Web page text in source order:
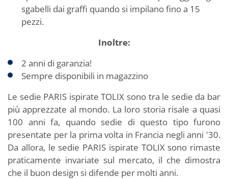
sgabelli dai graffi quando si impilano fino a 15
pezzi.
Inoltre:
2 anni di garanzia!
Sempre disponibili in magazzino
Le sedie PARIS ispirate TOLIX sono tra le sedie da bar
più apprezzate al mondo. La loro storia risale a quasi
100 anni fa, quando sedie di questo tipo furono
presentate per la prima volta in Francia negli anni '30.
Da allora, le sedie PARIS ispirate TOLIX sono rimaste
praticamente invariate sul mercato, il che dimostra
che il buon design si difende per molti anni.